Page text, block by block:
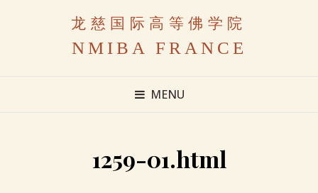
龙慈国际高等佛学院
NMIBA FRANCE
MENU
1259-01.html